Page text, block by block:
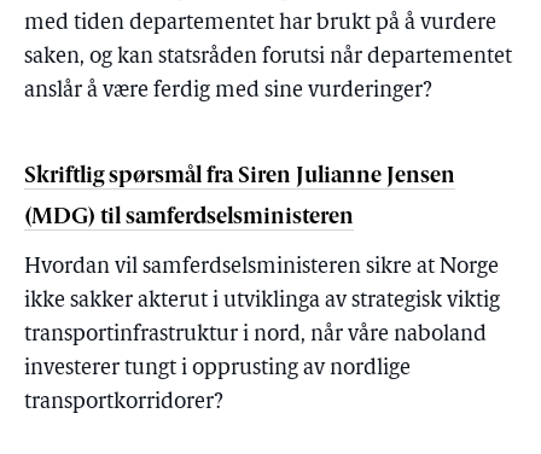
med tiden departementet har brukt på å vurdere
saken, og kan statsråden forutsi når departementet
anslår å være ferdig med sine vurderinger?
Skriftlig spørsmål fra Siren Julianne Jensen
(MDG) til samferdselsministeren
Hvordan vil samferdselsministeren sikre at Norge
ikke sakker akterut i utviklinga av strategisk viktig
transportinfrastruktur i nord, når våre naboland
investerer tungt i opprusting av nordlige
transportkorridorer?